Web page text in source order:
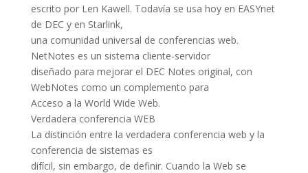
escrito por Len Kawell. Todavía se usa hoy en EASYnet
de DEC y en Starlink,
una comunidad universal de conferencias web.
NetNotes es un sistema cliente-servidor
diseñado para mejorar el DEC Notes original, con
WebNotes como un complemento para
Acceso a la World Wide Web.
Verdadera conferencia WEB
La distinción entre la verdadera conferencia web y la
conferencia de sistemas es
difícil, sin embargo, de definir. Cuando la Web se